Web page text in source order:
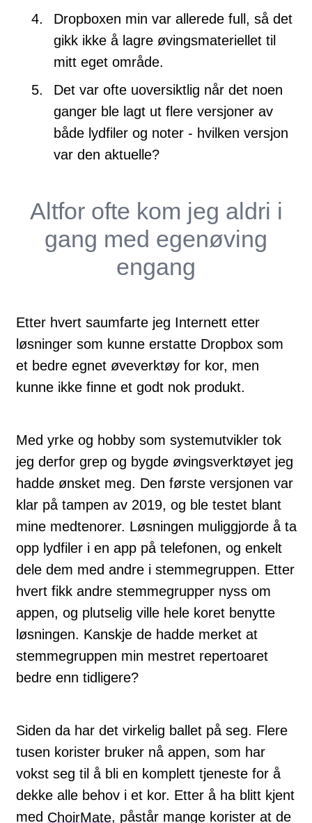
Dropboxen min var allerede full, så det
gikk ikke å lagre øvingsmateriellet til
mitt eget område.
Det var ofte uoversiktlig når det noen
ganger ble lagt ut flere versjoner av
både lydfiler og noter - hvilken versjon
var den aktuelle?
Altfor ofte kom jeg aldri i
gang med egenøving
engang
Etter hvert saumfarte jeg Internett etter
løsninger som kunne erstatte Dropbox som
et bedre egnet øveverktøy for kor, men
kunne ikke finne et godt nok produkt.
Med yrke og hobby som systemutvikler tok
jeg derfor grep og bygde øvingsverktøyet jeg
hadde ønsket meg. Den første versjonen var
klar på tampen av 2019, og ble testet blant
mine medtenorer. Løsningen muliggjorde å ta
opp lydfiler i en app på telefonen, og enkelt
dele dem med andre i stemmegruppen. Etter
hvert fikk andre stemmegrupper nyss om
appen, og plutselig ville hele koret benytte
løsningen. Kanskje de hadde merket at
stemmegruppen min mestret repertoaret
bedre enn tidligere?
Siden da har det virkelig ballet på seg. Flere
tusen korister bruker nå appen, som har
vokst seg til å bli en komplett tjeneste for å
dekke alle behov i et kor. Etter å ha blitt kjent
med ChoirMate, påstår mange korister at de